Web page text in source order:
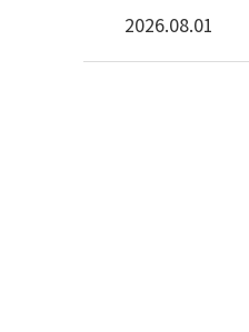
2026.08.01